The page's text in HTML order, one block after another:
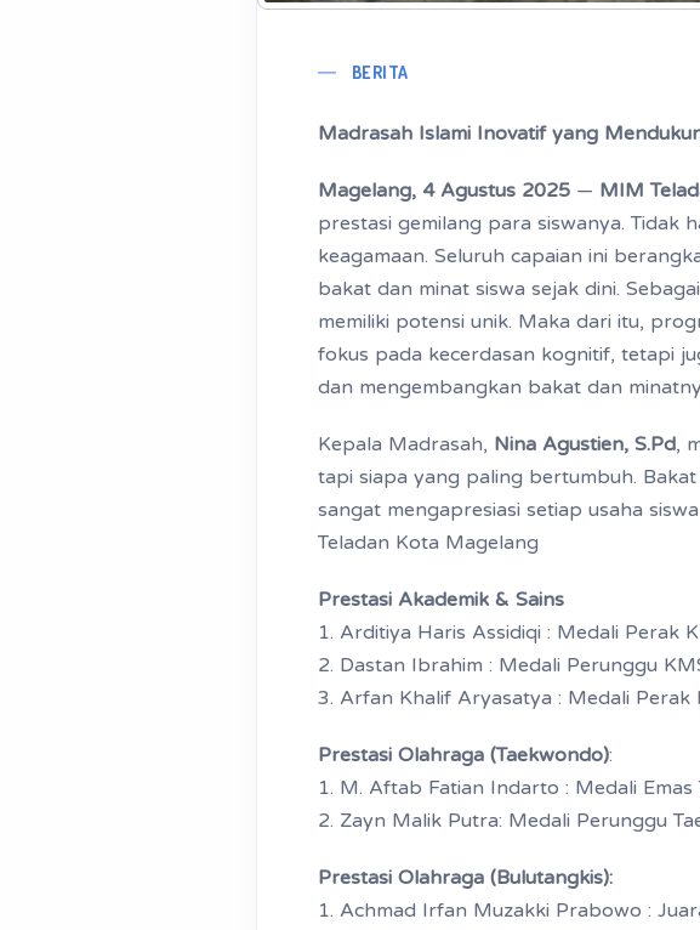
BERITA
Madrasah Islami Inovatif yang
Magelang, 4 Agustus 2025 — MIM
prestasi gemilang para siswanya. Tidak
keagamaan. Seluruh capaian ini
bakat dan minat siswa sejak dini.
memiliki potensi unik. Maka dari itu,
fokus pada kecerdasan kognitif, tetapi
dan mengembangkan bakat dan
Kepala Madrasah, Nina Agustien, S.Pd,
tapi siapa yang paling bertumbuh.
sangat mengapresiasi setiap usaha
Teladan Kota Magelang
Prestasi Akademik & Sains
1. Arditiya Haris Assidiqi : Medali Perak
2. Dastan Ibrahim : Medali Perunggu
3. Arfan Khalif Aryasatya : Medali Perak
Prestasi Olahraga (Taekwondo):
1. M. Aftab Fatian Indarto : Medali
2. Zayn Malik Putra: Medali Perunggu
Prestasi Olahraga (Bulutangkis):
1. Achmad Irfan Muzakki Prabowo :